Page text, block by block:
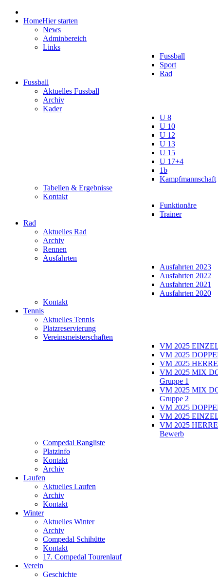
HomeHier starten
News
Adminbereich
Links
Fussball
Sport
Rad
Fussball
Aktuelles Fussball
Archiv
Kader
U 8
U 10
U 12
U 13
U 15
U 17+4
1b
Kampfmannschaft
Tabellen & Ergebnisse
Kontakt
Funktionäre
Trainer
Rad
Aktuelles Rad
Archiv
Rennen
Ausfahrten
Ausfahrten 2023
Ausfahrten 2022
Ausfahrten 2021
Ausfahrten 2020
Kontakt
Tennis
Aktuelles Tennis
Platzreservierung
Vereinsmeisterschaften
VM 2025
VM 2025
VM 2025
VM 2025 MIX
Gruppe 1
VM 2025 MIX
Gruppe 2
VM 2025
VM 2025
VM 2025
Bewerb
Compedal Rangliste
Platzinfo
Kontakt
Archiv
Laufen
Aktuelles Laufen
Archiv
Kontakt
Winter
Aktuelles Winter
Archiv
Compedal Schihütte
Kontakt
17. Compedal Tourenlauf
Verein
Geschichte